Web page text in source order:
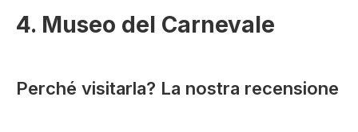
4. Museo del Carnevale
Perché visitarla? La nostra recensione